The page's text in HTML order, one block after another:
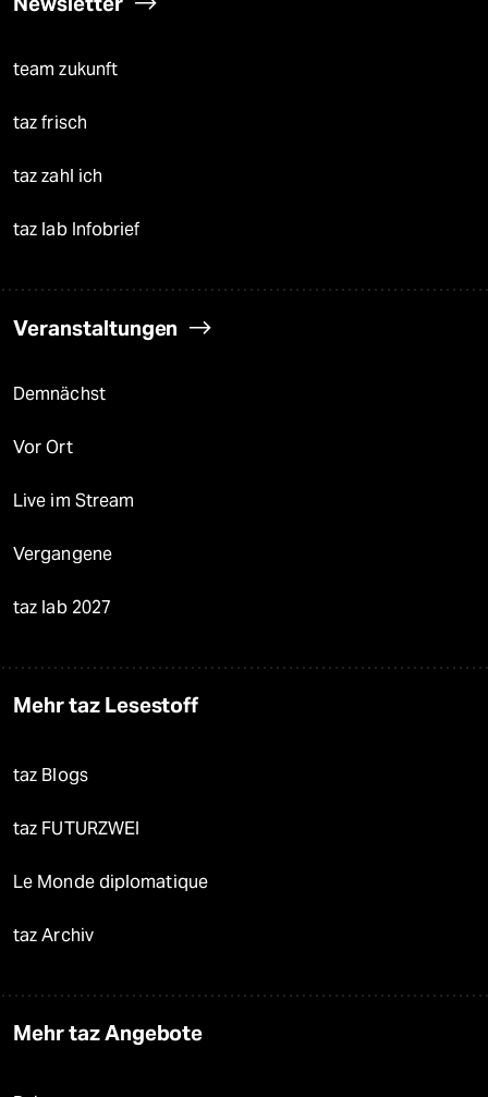
team zukunft
taz frisch
taz zahl ich
taz lab Infobrief
Veranstaltungen
Demnächst
Vor Ort
Live im Stream
Vergangene
taz lab 2027
Mehr taz Lesestoff
taz Blogs
taz FUTURZWEI
Le Monde diplomatique
taz Archiv
Mehr taz Angebote